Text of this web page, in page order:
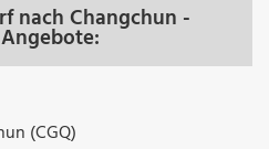
nach Changchun -
(CGQ)